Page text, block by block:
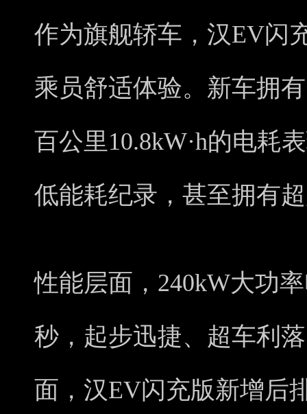
作为旗舰轿车，汉EV闪
乘员舒适体验。新车拥
百公里10.8kW·h的电耗
低能耗纪录，甚至拥有
性能层面，240kW大功
秒，起步迅捷、超车利
面，汉EV闪充版新增后